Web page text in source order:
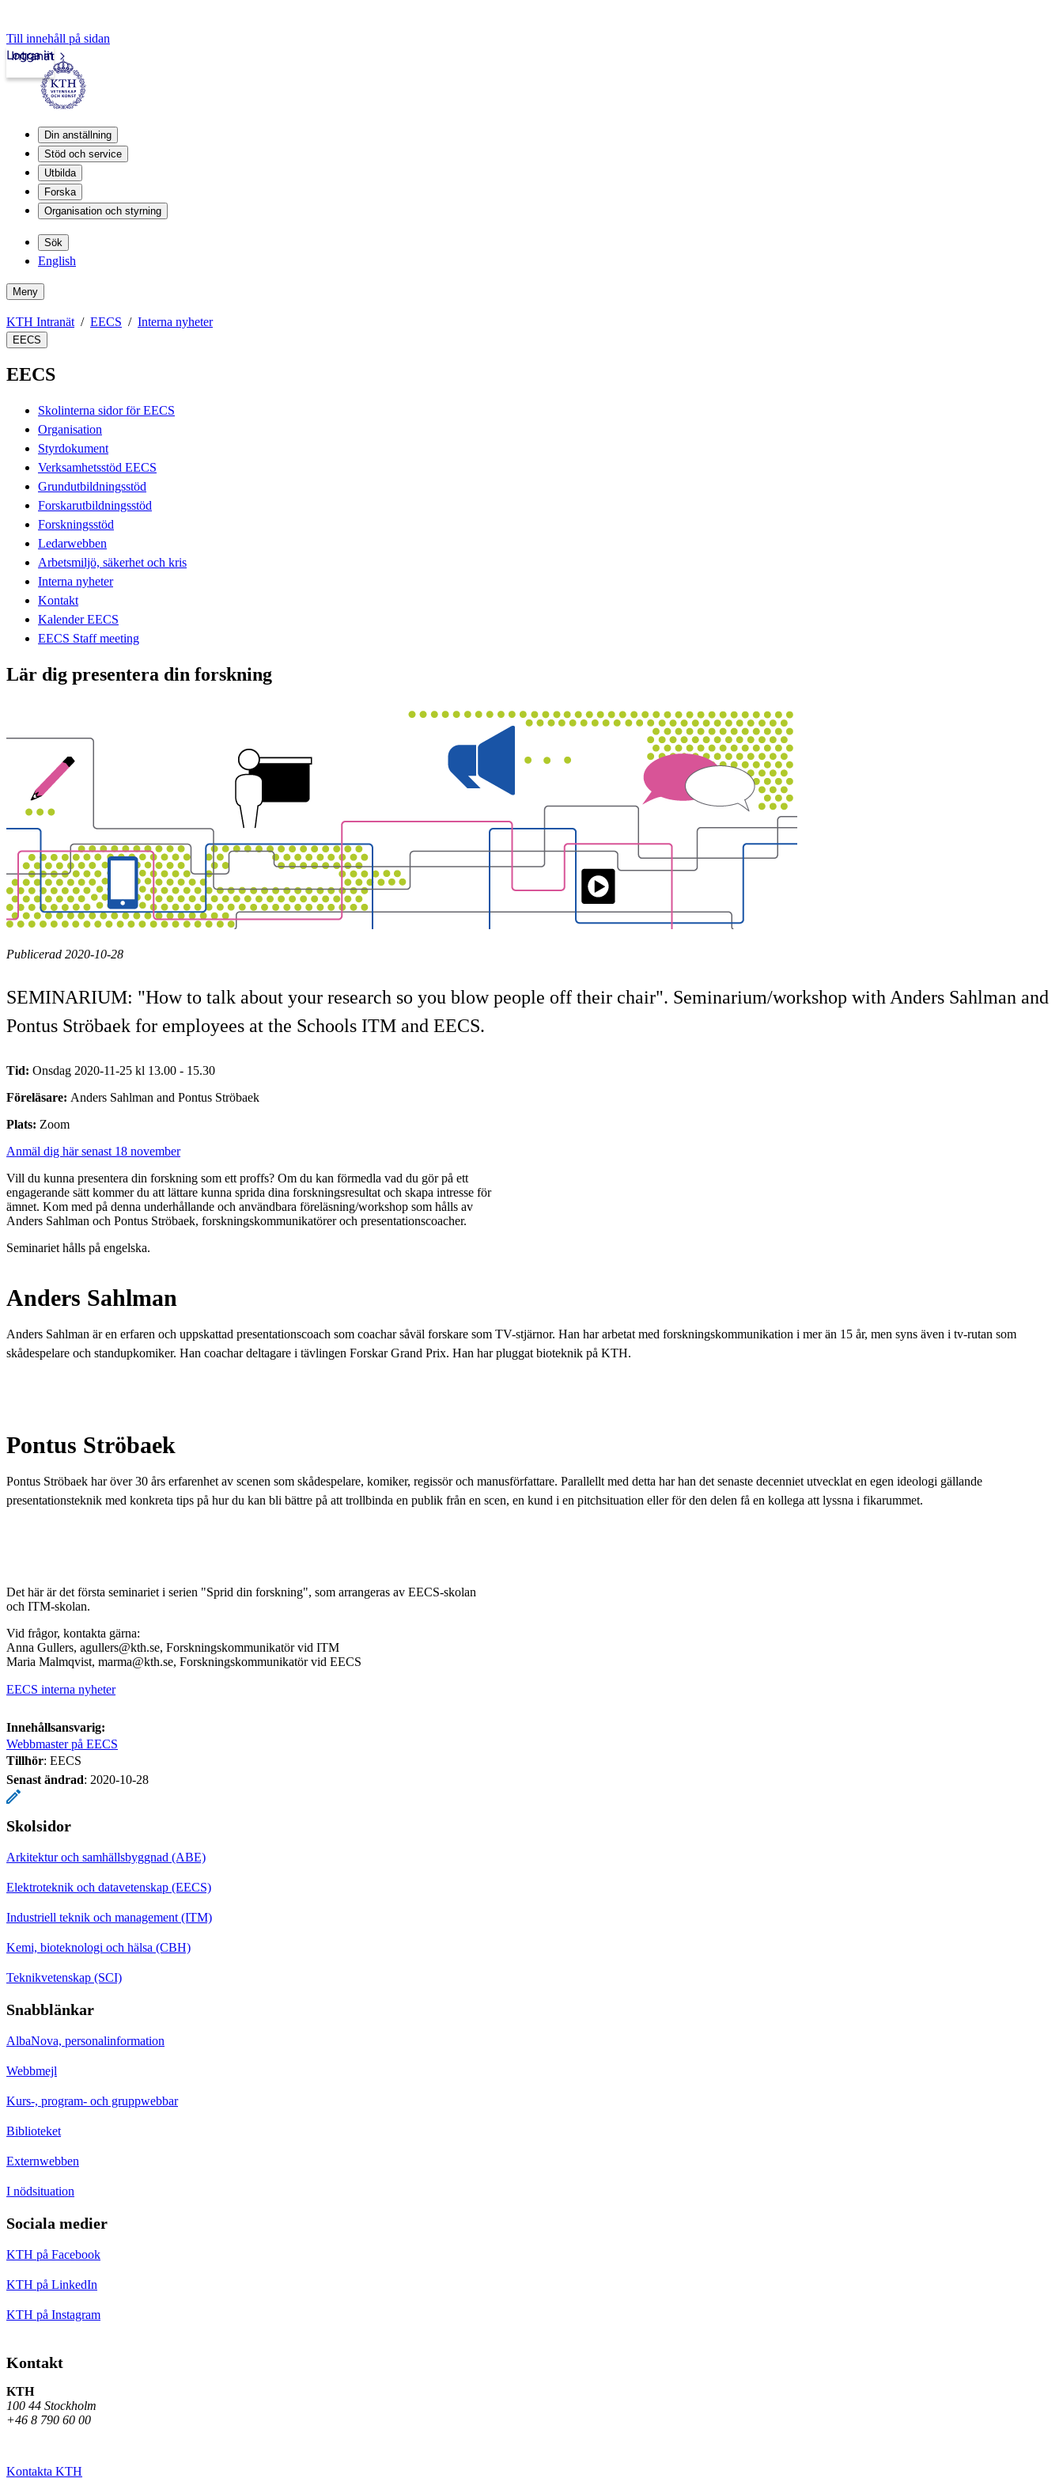
Till innehåll på sidan
Intranät
Logga in
Din anställning
Stöd och service
Utbilda
Forska
Organisation och styrning
Sök
English
Meny
KTH Intranät EECS Interna nyheter
EECS
EECS
Skolinterna sidor för EECS
Organisation
Styrdokument
Verksamhetsstöd EECS
Grundutbildningsstöd
Forskarutbildningsstöd
Forskningsstöd
Ledarwebben
Arbetsmiljö, säkerhet och kris
Interna nyheter
Kontakt
Kalender EECS
EECS Staff meeting
Lär dig presentera din forskning
Publicerad 2020-10-28
SEMINARIUM: "How to talk about your research so you blow people off their chair". Seminarium/workshop with Anders Sahlman and
Pontus Ströbaek for employees at the Schools ITM and EECS.
Tid: Onsdag 2020-11-25 kl 13.00 - 15.30
Föreläsare: Anders Sahlman and Pontus Ströbaek
Plats: Zoom
Anmäl dig här senast 18 november
Vill du kunna presentera din forskning som ett proffs? Om du kan förmedla vad du gör på ett
engagerande sätt kommer du att lättare kunna sprida dina forskningsresultat och skapa intresse för
ämnet. Kom med på denna underhållande och användbara föreläsning/workshop som hålls av
Anders Sahlman och Pontus Ströbaek, forskningskommunikatörer och presentationscoacher.
Seminariet hålls på engelska.
Anders Sahlman
Anders Sahlman är en erfaren och uppskattad presentationscoach som coachar såväl forskare som TV-stjärnor. Han har arbetat med forskningskommunikation i mer än 15 år, men syns även i tv-rutan som
skådespelare och standupkomiker. Han coachar deltagare i tävlingen Forskar Grand Prix. Han har pluggat bioteknik på KTH.
Pontus Ströbaek
Pontus Ströbaek har över 30 års erfarenhet av scenen som skådespelare, komiker, regissör och manusförfattare. Parallellt med detta har han det senaste decenniet utvecklat en egen ideologi gällande
presentationsteknik med konkreta tips på hur du kan bli bättre på att trollbinda en publik från en scen, en kund i en pitchsituation eller för den delen få en kollega att lyssna i fikarummet.
Det här är det första seminariet i serien "Sprid din forskning", som arrangeras av EECS-skolan
och ITM-skolan.
Vid frågor, kontakta gärna:
Anna Gullers, agullers@kth.se, Forskningskommunikatör vid ITM
Maria Malmqvist, marma@kth.se, Forskningskommunikatör vid EECS
EECS interna nyheter
Innehållsansvarig:
Webbmaster på EECS
Tillhör: EECS
Senast ändrad: 2020-10-28
Skolsidor
Arkitektur och samhällsbyggnad (ABE)
Elektroteknik och datavetenskap (EECS)
Industriell teknik och management (ITM)
Kemi, bioteknologi och hälsa (CBH)
Teknikvetenskap (SCI)
Snabblänkar
AlbaNova, personalinformation
Webbmejl
Kurs-, program- och gruppwebbar
Biblioteket
Externwebben
I nödsituation
Sociala medier
KTH på Facebook
KTH på LinkedIn
KTH på Instagram
Kontakt
KTH
100 44 Stockholm
+46 8 790 60 00
Kontakta KTH